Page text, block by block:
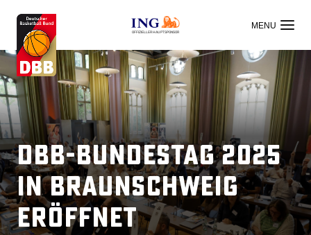
OFFIZIELLER HAUPTSPONSOR
DBB-Bundestag 2025
in Braunschweig
eröffnet